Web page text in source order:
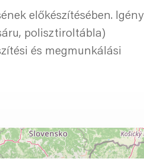
előkészítésében. Igény
polisztiroltábla)
és megmunkálási